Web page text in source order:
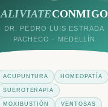
ALIVIATECONMIGO
DR. PEDRO LUIS ESTRADA
PACHECO · MEDELLÍN
ACUPUNTURA HOMEOPATÍA
SUEROTERAPIA
MOXIBUSTIÓN VENTOSAS